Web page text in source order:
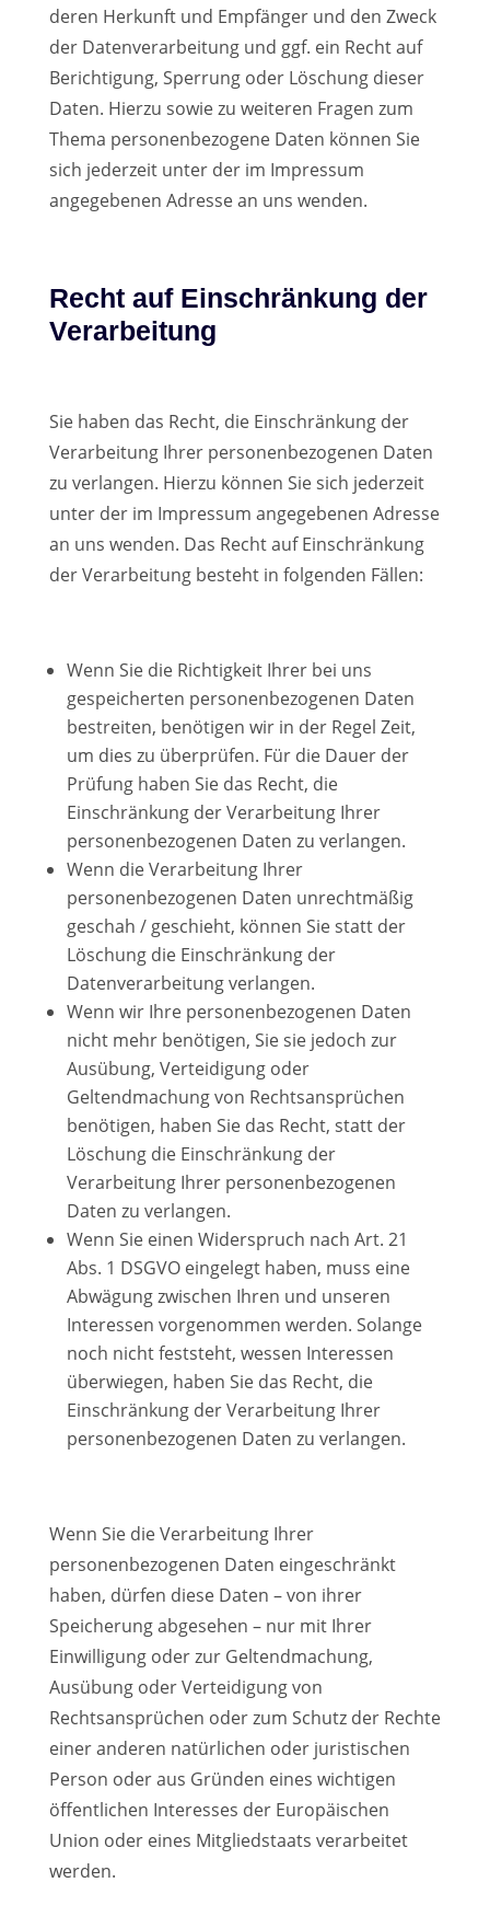
deren Herkunft und Empfänger und den Zweck
der Datenverarbeitung und ggf. ein Recht auf
Berichtigung, Sperrung oder Löschung dieser
Daten. Hierzu sowie zu weiteren Fragen zum
Thema personenbezogene Daten können Sie
sich jederzeit unter der im Impressum
angegebenen Adresse an uns wenden.
Recht auf Einschränkung der
Verarbeitung
Sie haben das Recht, die Einschränkung der
Verarbeitung Ihrer personenbezogenen Daten
zu verlangen. Hierzu können Sie sich jederzeit
unter der im Impressum angegebenen Adresse
an uns wenden. Das Recht auf Einschränkung
der Verarbeitung besteht in folgenden Fällen:
Wenn Sie die Richtigkeit Ihrer bei uns
gespeicherten personenbezogenen Daten
bestreiten, benötigen wir in der Regel Zeit,
um dies zu überprüfen. Für die Dauer der
Prüfung haben Sie das Recht, die
Einschränkung der Verarbeitung Ihrer
personenbezogenen Daten zu verlangen.
Wenn die Verarbeitung Ihrer
personenbezogenen Daten unrechtmäßig
geschah / geschieht, können Sie statt der
Löschung die Einschränkung der
Datenverarbeitung verlangen.
Wenn wir Ihre personenbezogenen Daten
nicht mehr benötigen, Sie sie jedoch zur
Ausübung, Verteidigung oder
Geltendmachung von Rechtsansprüchen
benötigen, haben Sie das Recht, statt der
Löschung die Einschränkung der
Verarbeitung Ihrer personenbezogenen
Daten zu verlangen.
Wenn Sie einen Widerspruch nach Art. 21
Abs. 1 DSGVO eingelegt haben, muss eine
Abwägung zwischen Ihren und unseren
Interessen vorgenommen werden. Solange
noch nicht feststeht, wessen Interessen
überwiegen, haben Sie das Recht, die
Einschränkung der Verarbeitung Ihrer
personenbezogenen Daten zu verlangen.
Wenn Sie die Verarbeitung Ihrer
personenbezogenen Daten eingeschränkt
haben, dürfen diese Daten – von ihrer
Speicherung abgesehen – nur mit Ihrer
Einwilligung oder zur Geltendmachung,
Ausübung oder Verteidigung von
Rechtsansprüchen oder zum Schutz der Rechte
einer anderen natürlichen oder juristischen
Person oder aus Gründen eines wichtigen
öffentlichen Interesses der Europäischen
Union oder eines Mitgliedstaats verarbeitet
werden.